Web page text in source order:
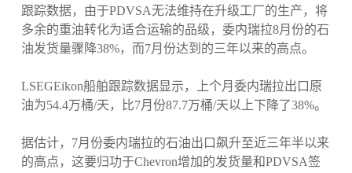
跟踪数据，由于PDVSA无法维持在升级工厂的生产，将
多余的重油转化为适合运输的品级，委内瑞拉8月份的石
油发货量骤降38%，而7月份达到的三年以来的高点。
LSEGEikon船舶跟踪数据显示，上个月委内瑞拉出口原
油为54.4万桶/天，比7月份87.7万桶/天以上下降了38%。
据估计，7月份委内瑞拉的石油出口飙升至近三年半以来
的高点，这要归功于Chevron增加的发货量和PDVSA签